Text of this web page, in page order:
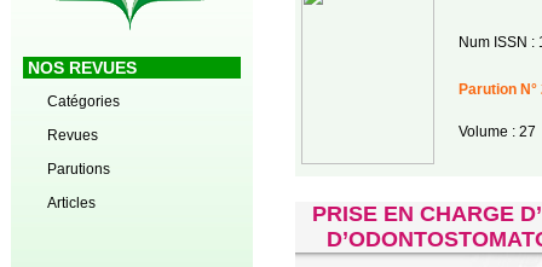
NOS REVUES
Catégories
Revues
Parutions
Articles
Num ISSN :
Parution N°
Volume : 27
PRISE EN CHARGE